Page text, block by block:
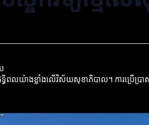
យ៉ាងខ្លាំងលើវិស័យសុខាភិបាល។ ការប្រើប្រាស់បច្